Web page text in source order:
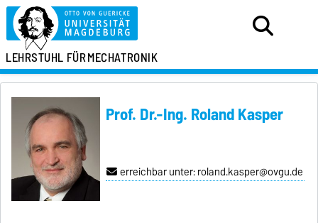
LEHRSTUHL FÜRMECHATRONIK
Prof. Dr.-Ing. Roland Kasper
erreichbar unter: roland.kasper@ovgu.de